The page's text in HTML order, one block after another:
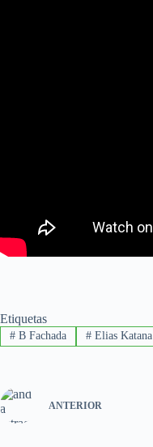
Etiquetas
#B Fachada #Elias Katana
ANTERIOR